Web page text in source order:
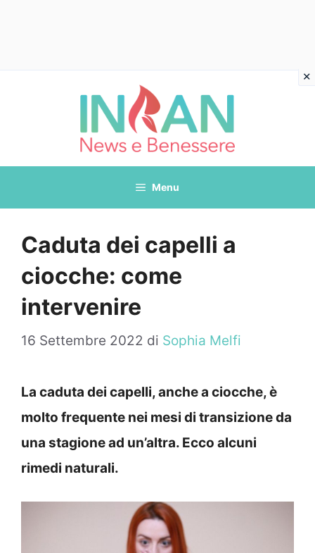
Menu
Caduta dei capelli a
ciocche: come
intervenire
16 Settembre 2022 di Sophia Melfi
La caduta dei capelli, anche a ciocche, è
molto frequente nei mesi di transizione da
una stagione ad un’altra. Ecco alcuni
rimedi naturali.